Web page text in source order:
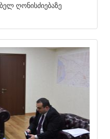
ღონისძიებაზე